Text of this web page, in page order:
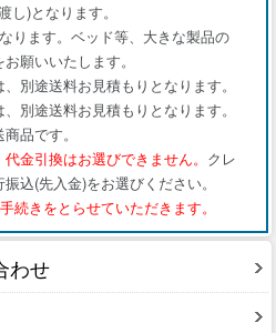
し)となります。
ります。ベッド等、大きな製品の
願いいたします。
別途送料お見積もりとなります。
別途送料お見積もりとなります。
品です。
代金引換はお選びできません。 クレ
込(先入金)をお選びください。
続きをとらせていただきます。
わせ